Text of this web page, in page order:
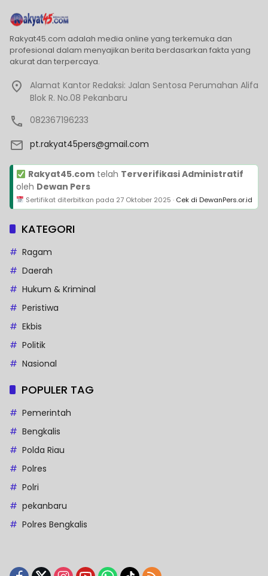
Rakyat45.com adalah media online yang terkemuka dan
profesional dalam menyajikan berita berdasarkan fakta yang
akurat dan terpercaya.
Alamat Kantor Redaksi: Jalan Sentosa Perumahan Alifa
Blok R. No.08 Pekanbaru
082367196233
pt.rakyat45pers@gmail.com
Rakyat45.comtelah Terverifikasi Administratif
oleh Dewan Pers
Sertifikat diterbitkan pada 27 Oktober 2025 · Cek di DewanPers.or.id
KATEGORI
Ragam
Daerah
Hukum & Kriminal
Peristiwa
Ekbis
Politik
Nasional
POPULER TAG
Pemerintah
Bengkalis
Polda Riau
Polres
Polri
pekanbaru
Polres Bengkalis